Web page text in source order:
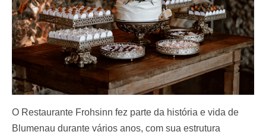
O Restaurante Frohsinn fez parte da história e vida de
Blumenau durante vários anos, com sua estrutura